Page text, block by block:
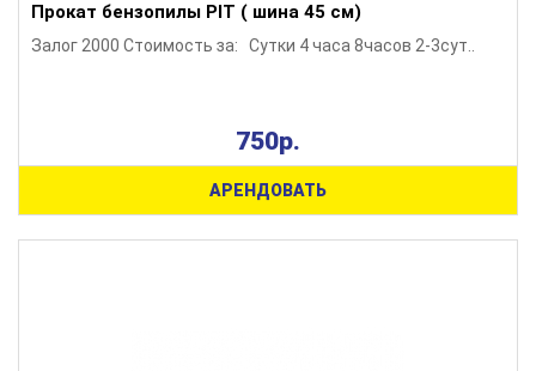
Прокат бензопилы PIT ( шина 45 см)
Залог 2000 Стоимость за: Сутки 4 часа 8часов 2-3сут..
750р.
АРЕНДОВАТЬ